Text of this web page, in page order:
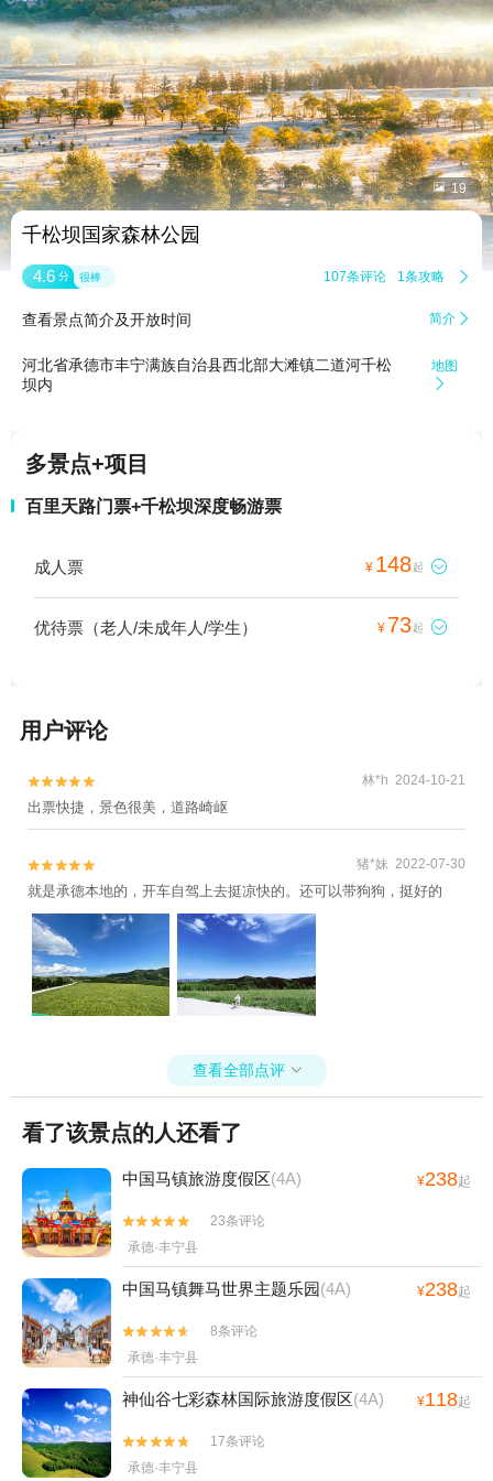
 19
千松坝国家森林公园
4.6 分 很棒 107条评论 1条攻略 
查看景点简介及开放时间 简介 
河北省承德市丰宁满族自治县西北部大滩镇二道河千松
坝内
地图

多景点+项目
百里天路门票+千松坝深度畅游票
成人票 ¥ 148起 
优待票（老人/未成年人/学生） ¥ 73起 
用户评论

 林*h 2024-10-21
出票快捷，景色很美，道路崎岖

 猪*妹 2022-07-30
就是承德本地的，开车自驾上去挺凉快的。还可以带狗狗，挺好的
查看全部点评 
看了该景点的人还看了
中国马镇旅游度假区(4A) ¥238起


23条评论
承德·丰宁县
中国马镇舞马世界主题乐园(4A) ¥238起


8条评论
承德·丰宁县
神仙谷七彩森林国际旅游度假区(4A) ¥118起


17条评论
承德·丰宁县
